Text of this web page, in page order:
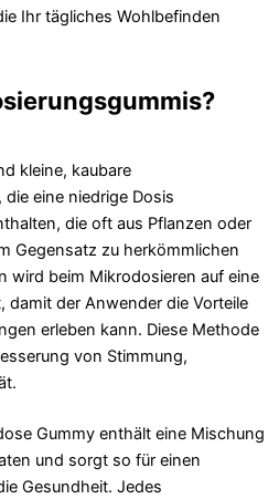
Ihr tägliches Wohlbefinden
kleine, kaubare
eine niedrige Dosis
die oft aus Pflanzen oder
Gegensatz zu herkömmlichen
wird beim Mikrodosieren auf eine
damit der Anwender die Vorteile
erleben kann. Diese Methode
von Stimmung,
Gummy enthält eine Mischung
und sorgt so für einen
Gesundheit. Jedes